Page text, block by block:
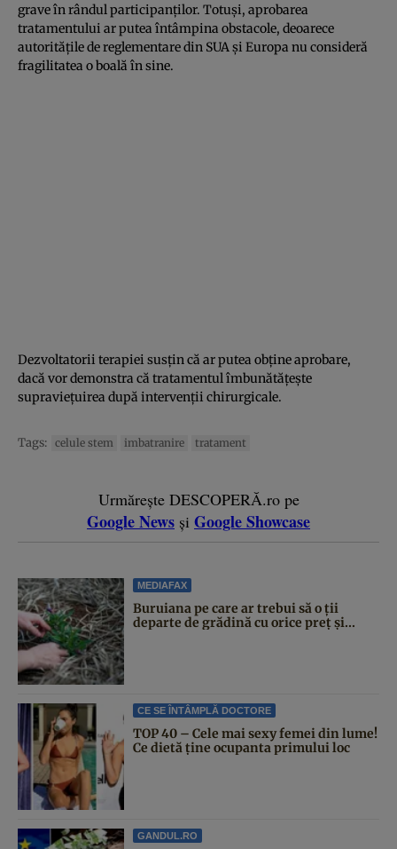
grave în rândul participanților. Totuși, aprobarea
tratamentului ar putea întâmpina obstacole, deoarece
autoritățile de reglementare din SUA și Europa nu consideră
fragilitatea o boală în sine.
Dezvoltatorii terapiei susțin că ar putea obține aprobare,
dacă vor demonstra că tratamentul îmbunătățește
supraviețuirea după intervenții chirurgicale.
Tags: celule stem imbatranire tratament
Urmărește DESCOPERĂ.ro pe
Google News și Google Showcase
MEDIAFAX
Buruiana pe care ar trebui să o ții
departe de grădină cu orice preț și...
CE SE ÎNTÂMPLĂ DOCTORE
TOP 40 – Cele mai sexy femei din lume!
Ce dietă ține ocupanta primului loc
GANDUL.RO